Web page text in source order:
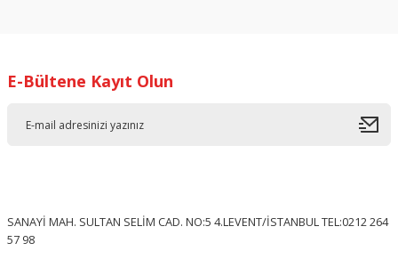
Ürün resmi kalitesiz, bozuk veya görüntülenemiyor.
E-Bültene Kayıt Olun
SANAYİ MAH. SULTAN SELİM CAD. NO:5 4.LEVENT/İSTANBUL TEL:0212 264
57 98